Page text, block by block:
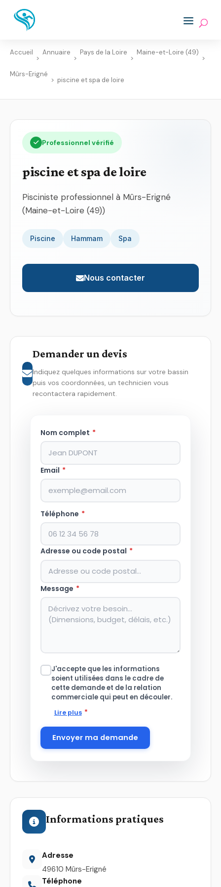
Accueil
>
Annuaire
>
Pays de la Loire
>
Maine-et-Loire (49)
>
Mûrs-Erigné
> piscine et spa de loire
Professionnel vérifié
piscine et spa de loire
Pisciniste professionnel à Mûrs-Erigné
(Maine-et-Loire (49))
Piscine Hammam Spa
Nous contacter
Demander un devis
Indiquez quelques informations sur votre bassin
puis vos coordonnées, un technicien vous
recontactera rapidement.
Nom complet *
Email *
Téléphone *
Adresse ou code postal *
Message *
J'accepte que les informations
soient utilisées dans le cadre de
cette demande et de la relation
commerciale qui peut en découler.
Lire plus *
Envoyer ma demande
Informations pratiques
Adresse
49610 Mûrs-Erigné
Téléphone